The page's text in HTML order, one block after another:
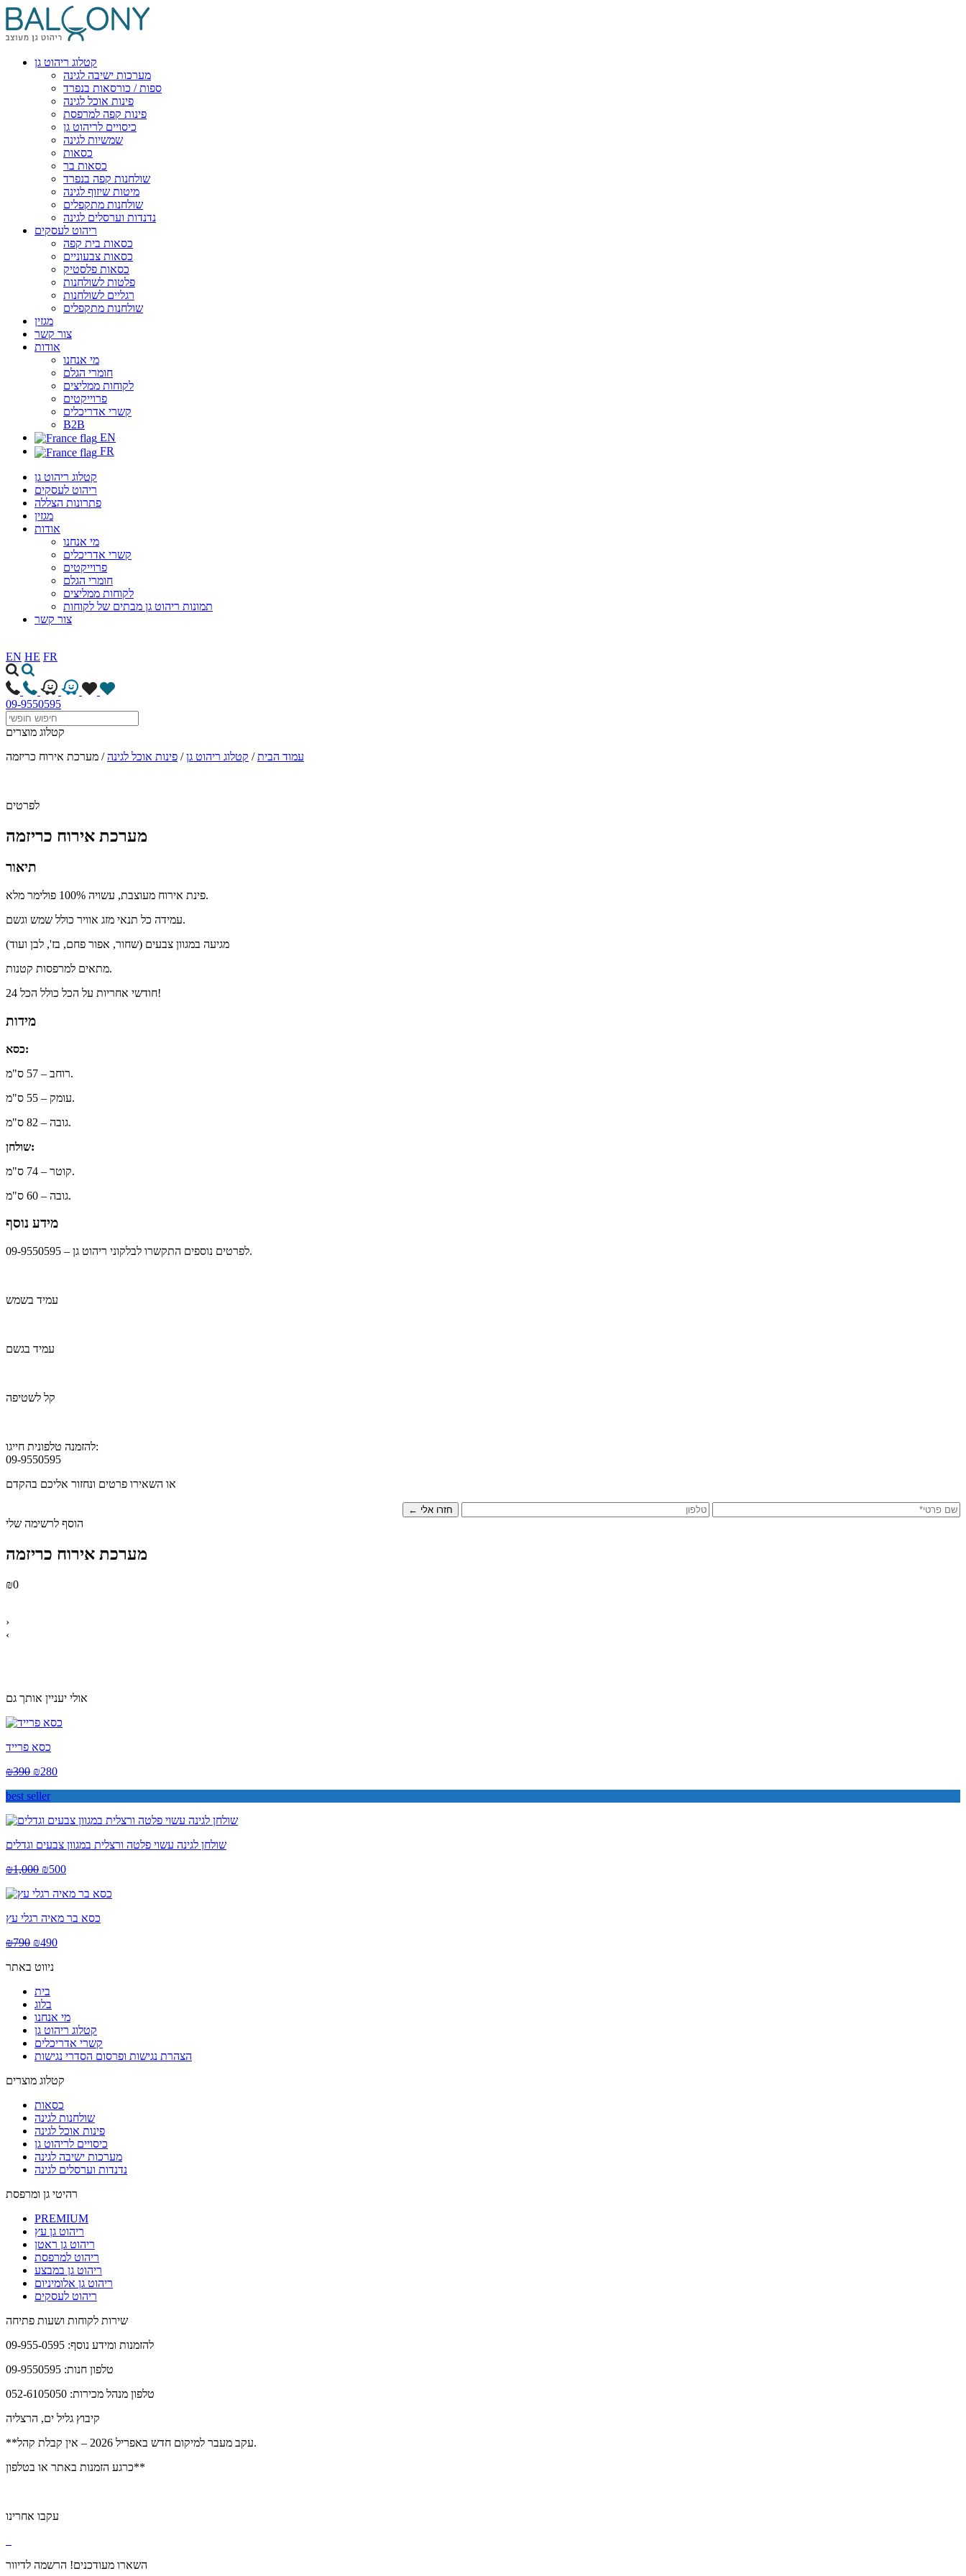
קטלוג ריהוט גן
מערכות ישיבה לגינה
ספות / כורסאות בנפרד
פינות אוכל לגינה
פינות קפה למרפסת
כיסויים לריהוט גן
שמשיות לגינה
כסאות
כסאות בר
שולחנות קפה בנפרד
מיטות שיזוף לגינה
שולחנות מתקפלים
נדנדות וערסלים לגינה
ריהוט לעסקים
כסאות בית קפה
כסאות צבעוניים
כסאות פלסטיק
פלטות לשולחנות
רגליים לשולחנות
שולחנות מתקפלים
מגזין
צור קשר
אודות
מי אנחנו
חומרי הגלם
לקוחות ממליצים
פרוייקטים
קשרי אדריכלים
B2B
EN
FR
קטלוג ריהוט גן
ריהוט לעסקים
פתרונות הצללה
מגזין
אודות
מי אנחנו
קשרי אדריכלים
פרוייקטים
חומרי הגלם
לקוחות ממליצים
תמונות ריהוט גן מבתים של לקוחות
צור קשר
EN HE FR
09-9550595
קטלוג מוצרים
עמוד הבית/ קטלוג ריהוט גן/ פינות אוכל לגינה/ מערכת אירוח כריזמה
לפרטים
מערכת אירוח כריזמה
תיאור
פינת אירוח מעוצבת, עשויה 100% פולימר מלא.
עמידה כל תנאי מזג אוויר כולל שמש וגשם.
מגיעה במגוון צבעים (שחור, אפור פחם, בז', לבן ועוד)
מתאים למרפסות קטנות.
24 חודשי אחריות על הכל כולל הכל!
מידות
כסא:
רוחב – 57 ס"מ.
עומק – 55 ס"מ.
גובה – 82 ס"מ.
שולחן:
קוטר – 74 ס"מ.
גובה – 60 ס"מ.
מידע נוסף
לפרטים נוספים התקשרו לבלקוני ריהוט גן – 09-9550595.
עמיד בשמש
עמיד בגשם
קל לשטיפה
להזמנה טלפונית חייגו:
09-9550595
או השאירו פרטים ונחזור אליכם בהקדם
הוסף לרשימה שלי
מערכת אירוח כריזמה
₪0
›
‹
אולי יעניין אותך גם
כסא פרייד
₪390 ₪280
best seller
שולחן לגינה עשוי פלטה ורצלית במגוון צבעים וגדלים
₪1,000 ₪500
כסא בר מאיה רגלי עץ
₪790 ₪490
ניווט באתר
בית
בלוג
מי אנחנו
קטלוג ריהוט גן
קשרי אדריכלים
הצהרת נגישות ופרסום הסדרי נגישות
קטלוג מוצרים
כסאות
שולחנות לגינה
פינות אוכל לגינה
כיסויים לריהוט גן
מערכות ישיבה לגינה
נדנדות וערסלים לגינה
רהיטי גן ומרפסת
PREMIUM
ריהוט גן עץ
ריהוט גן ראטן
ריהוט למרפסת
ריהוט גן במבצע
ריהוט גן אלומיניום
ריהוט לעסקים
שירות לקוחות ושעות פתיחה
להזמנות ומידע נוסף: 09-955-0595
טלפון חנות: 09-9550595
טלפון מנהל מכירות: 052-6105050
קיבוץ גליל ים, הרצליה
**עקב מעבר למיקום חדש באפריל 2026 – אין קבלת קהל.
כרגע הזמנות באתר או בטלפון**
עקבו אחרינו
השארו מעודכנים! הרשמה לדיוור